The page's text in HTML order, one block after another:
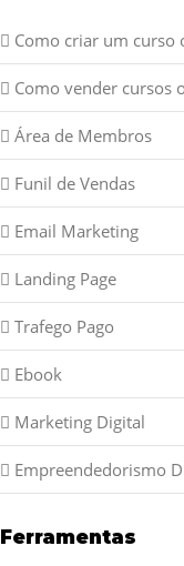
Como criar um curso
Como vender cursos
Área de Membros
Funil de Vendas
Email Marketing
Landing Page
Trafego Pago
Ebook
Marketing Digital
Empreendedorismo
Ferramentas